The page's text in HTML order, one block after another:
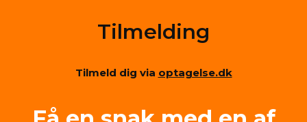
Tilmelding
Tilmeld dig via optagelse.dk